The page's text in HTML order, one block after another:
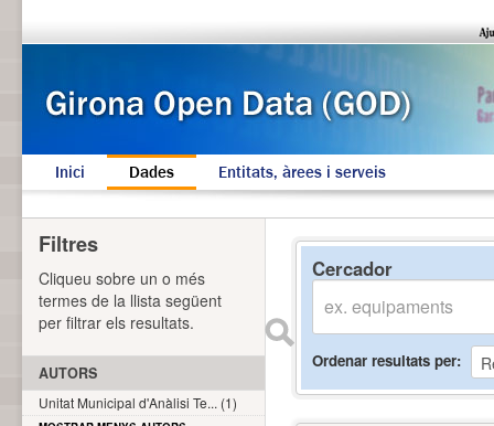
Inici Dades Entitats, àrees i serveis
Cercador
Ordenar resultats per
Filtres
Cliqueu sobre un o més
termes de la llista següent
per filtrar els resultats.
AUTORS
Unitat Municipal d'Anàlisi Te... (1)